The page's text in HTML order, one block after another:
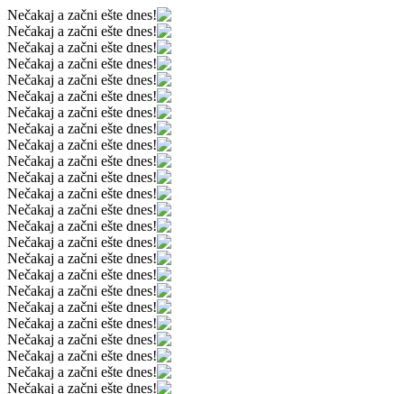
Nečakaj a začni ešte dnes!
Nečakaj a začni ešte dnes!
Nečakaj a začni ešte dnes!
Nečakaj a začni ešte dnes!
Nečakaj a začni ešte dnes!
Nečakaj a začni ešte dnes!
Nečakaj a začni ešte dnes!
Nečakaj a začni ešte dnes!
Nečakaj a začni ešte dnes!
Nečakaj a začni ešte dnes!
Nečakaj a začni ešte dnes!
Nečakaj a začni ešte dnes!
Nečakaj a začni ešte dnes!
Nečakaj a začni ešte dnes!
Nečakaj a začni ešte dnes!
Nečakaj a začni ešte dnes!
Nečakaj a začni ešte dnes!
Nečakaj a začni ešte dnes!
Nečakaj a začni ešte dnes!
Nečakaj a začni ešte dnes!
Nečakaj a začni ešte dnes!
Nečakaj a začni ešte dnes!
Nečakaj a začni ešte dnes!
Nečakaj a začni ešte dnes!